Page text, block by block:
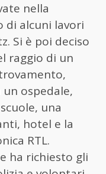
nella
di alcuni lavori
Si è poi deciso
raggio di un
un ospedale,
una
hotel e la
RTL.
ha richiesto gli